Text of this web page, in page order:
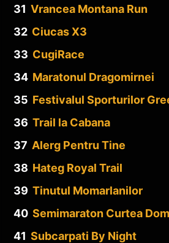
31 Vrancea Montana Run
32 Ciucas X3
33 CugiRace
34 Maratonul Dragomirnei
35 Festivalul Sporturilor
36 Trail la Cabana
37 Alerg Pentru Tine
38 Hateg Royal Trail
39 Tinutul Momarlanilor
40 Semimaraton Curtea
41 Subcarpati By Night